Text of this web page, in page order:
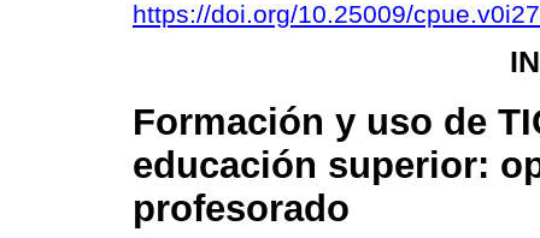
https://doi.org/10.25009/
Formación y uso de
educación superior:
profesorado